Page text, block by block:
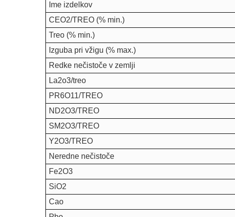
Ime izdelkov
CEO2/TREO (% min.)
Treo (% min.)
Izguba pri vžigu (% max.)
Redke nečistoče v zemlji
La2o3/treo
PR6O11/TREO
ND2O3/TREO
SM2O3/TREO
Y2O3/TREO
Neredne nečistoče
Fe2O3
SiO2
Cao